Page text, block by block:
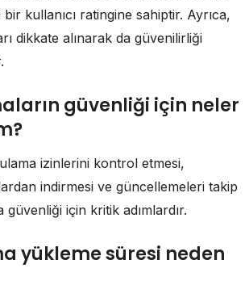
kullanıcı ratingine sahiptir. Ayrıca,
dikkate alınarak da güvenilirliği
güvenliği için neler
izinlerini kontrol etmesi,
indirmesi ve güncellemeleri takip
güvenliği için kritik adımlardır.
yükleme süresi neden